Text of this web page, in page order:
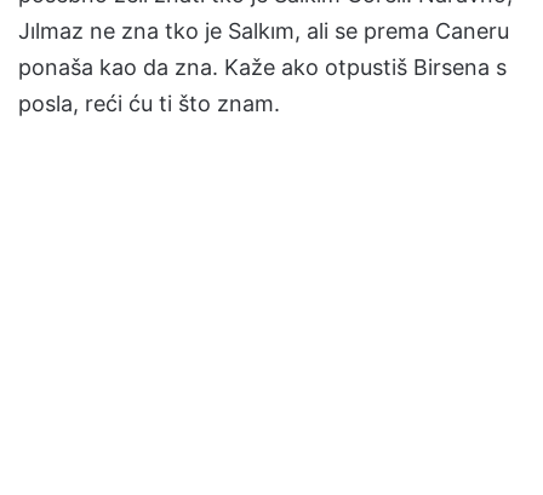
Jılmaz ne zna tko je Salkım, ali se prema Caneru
ponaša kao da zna. Kaže ako otpustiš Birsena s
posla, reći ću ti što znam.